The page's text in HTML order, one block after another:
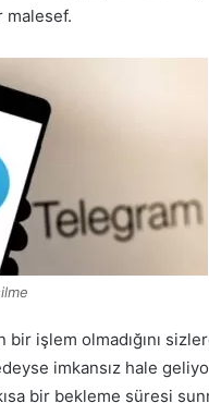
malesef.
bir işlem olmadığını
imkansız hale
bir bekleme süresi